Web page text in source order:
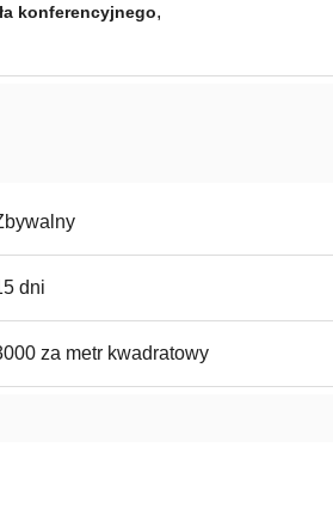
konferencyjnego,
dni
za metr kwadratowy